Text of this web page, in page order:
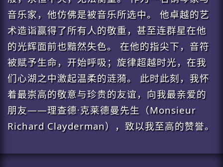
音乐家，他仿佛是被音乐所选中。 他卓越的艺
术造诣赢得了所有人的敬重，甚至连群星在他
的光辉面前也黯然失色。 在他的指尖下，音符
被赋予生命，开始呼吸；旋律超越时光，在我
们心湖之中激起温柔的涟漪。 此时此刻，我怀
着最崇高的敬意与珍贵的友谊，向我最亲爱的
朋友——理查德·克莱德曼先生（Monsieur
Richard Clayderman），致以我至高的赞誉。